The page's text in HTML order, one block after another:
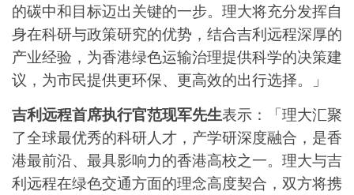
的碳中和目标迈出关键的一步。理大将充分发挥自
身在科研与政策研究的优势，结合吉利远程深厚的
产业经验，为香港绿色运输治理提供科学的决策建
议，为市民提供更环保、更高效的出行选择。」
吉利远程首席执行官范现军先生表示：「理大汇聚
了全球最优秀的科研人才，产学研深度融合，是香
港最前沿、最具影响力的香港高校之一。理大与吉
利远程在绿色交通方面的理念高度契合，双方将携